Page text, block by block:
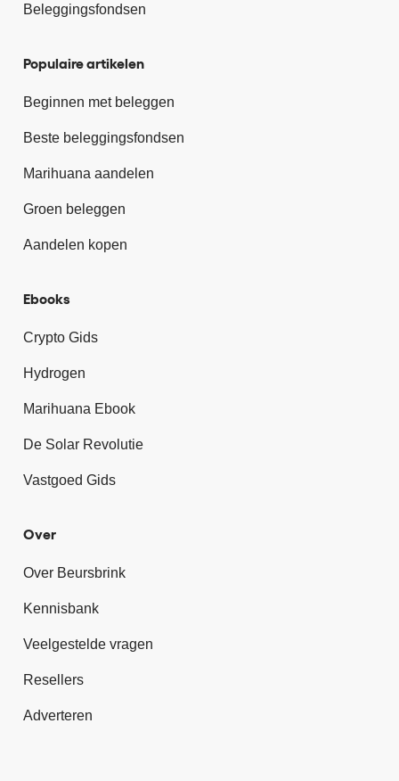
Beleggingsfondsen
Populaire artikelen
Beginnen met beleggen
Beste beleggingsfondsen
Marihuana aandelen
Groen beleggen
Aandelen kopen
Ebooks
Crypto Gids
Hydrogen
Marihuana Ebook
De Solar Revolutie
Vastgoed Gids
Over
Over Beursbrink
Kennisbank
Veelgestelde vragen
Resellers
Adverteren